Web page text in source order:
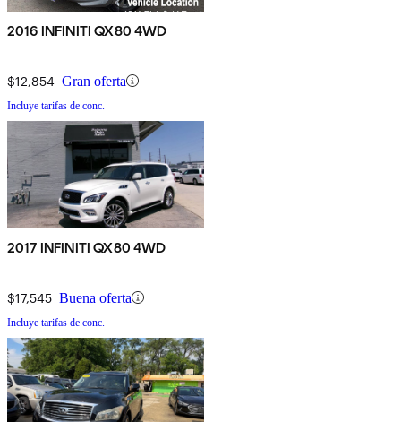
2016 INFINITI QX80 4WD
$12,854 Gran oferta
Incluye tarifas de conc.
2017 INFINITI QX80 4WD
$17,545 Buena oferta
Incluye tarifas de conc.